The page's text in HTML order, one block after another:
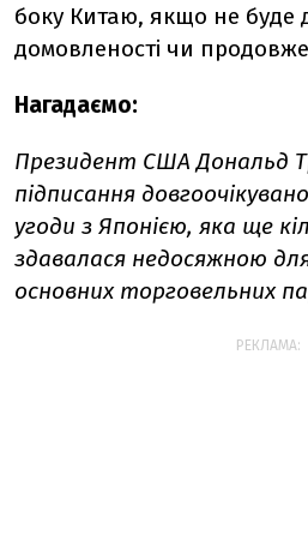
боку Китаю, якщо не буде
домовленості чи
Нагадаємо:
Президент США Дональд
підписання
угоди з Японією, яка ще
здавалася недосяжною
основних торговельних
РЕКЛАМА: